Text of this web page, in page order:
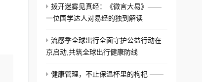
拨开迷雾见真经：《微言大易》——
一位国学达人对易经的独到解读
流感季全球出行全面守护公益行动在
京启动,共筑全球出行健康防线
健康管理，不止保温杯里的枸杞 ——